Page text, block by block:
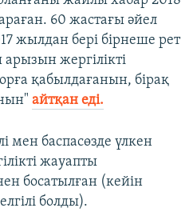
60 жастағы әйел
жылдан бері бірнеше рет
жергілікті
қабылдағанын, бірақ
айтқан еді.
мен баспасөзде үлкен
жауапты
босатылған (кейін
болды).